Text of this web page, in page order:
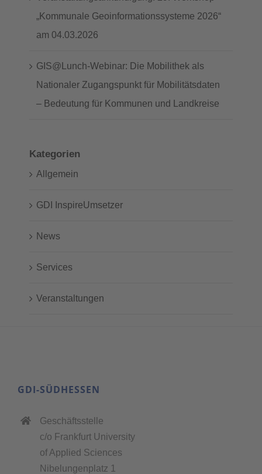
„Kommunale Geoinformationssysteme 2026“
am 04.03.2026
GIS@Lunch-Webinar: Die Mobilithek als
Nationaler Zugangspunkt für Mobilitätsdaten
– Bedeutung für Kommunen und Landkreise
Kategorien
Allgemein
GDI InspireUmsetzer
News
Services
Veranstaltungen
GDI-SÜDHESSEN
Geschäftsstelle
c/o Frankfurt University
of Applied Sciences
Nibelungenplatz 1